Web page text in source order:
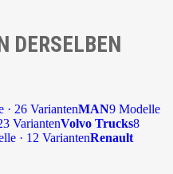
DERSELBEN
· 26 VariantenMAN9 Modelle
VariantenVolvo Trucks8
· 12 VariantenRenault